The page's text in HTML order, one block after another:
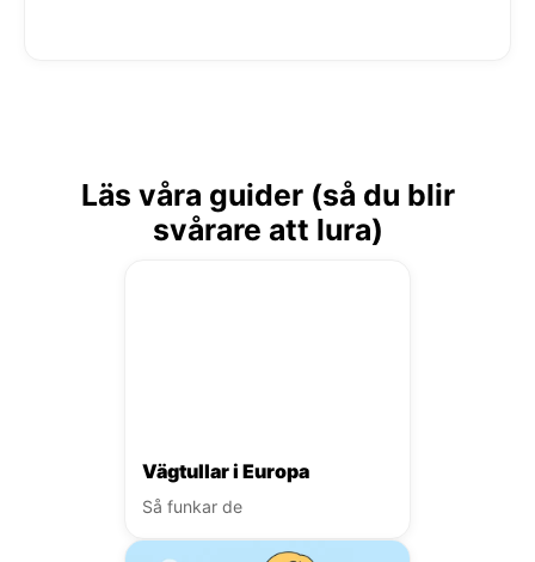
Läs våra guider (så du blir
svårare att lura)
Vägtullar i Europa
Så funkar de